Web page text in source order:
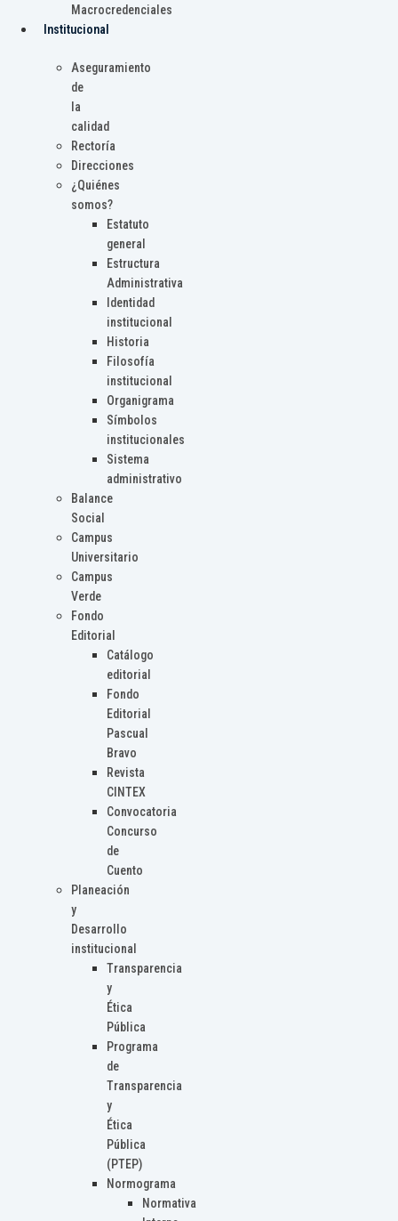
Macrocredenciales
Institucional
Aseguramiento
de
la
calidad
Rectoría
Direcciones
¿Quiénes
somos?
Estatuto
general
Estructura
Administrativa
Identidad
institucional
Historia
Filosofía
institucional
Organigrama
Símbolos
institucionales
Sistema
administrativo
Balance
Social
Campus
Universitario
Campus
Verde
Fondo
Editorial
Catálogo
editorial
Fondo
Editorial
Pascual
Bravo
Revista
CINTEX
Convocatoria
Concurso
de
Cuento
Planeación
y
Desarrollo
institucional
Transparencia
y
Ética
Pública
Programa
de
Transparencia
y
Ética
Pública
(PTEP)
Normograma
Normativa